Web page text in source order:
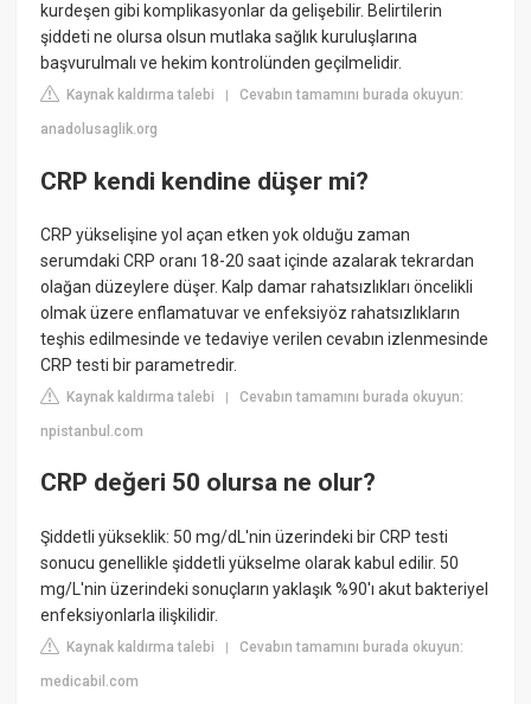
kurdeşen gibi komplikasyonlar da gelişebilir. Belirtilerin
şiddeti ne olursa olsun mutlaka sağlık kuruluşlarına
başvurulmalı ve hekim kontrolünden geçilmelidir.
Kaynak kaldırma talebi |Cevabın tamamını burada okuyun:
anadolusaglik.org
CRP kendi kendine düşer mi?
CRP yükselişine yol açan etken yok olduğu zaman
serumdaki CRP oranı 18-20 saat içinde azalarak tekrardan
olağan düzeylere düşer. Kalp damar rahatsızlıkları öncelikli
olmak üzere enflamatuvar ve enfeksiyöz rahatsızlıkların
teşhis edilmesinde ve tedaviye verilen cevabın izlenmesinde
CRP testi bir parametredir.
Kaynak kaldırma talebi |Cevabın tamamını burada okuyun:
npistanbul.com
CRP değeri 50 olursa ne olur?
Şiddetli yükseklik: 50 mg/dL'nin üzerindeki bir CRP testi
sonucu genellikle şiddetli yükselme olarak kabul edilir. 50
mg/L'nin üzerindeki sonuçların yaklaşık %90'ı akut bakteriyel
enfeksiyonlarla ilişkilidir.
Kaynak kaldırma talebi |Cevabın tamamını burada okuyun:
medicabil.com